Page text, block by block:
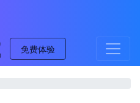
免费体验